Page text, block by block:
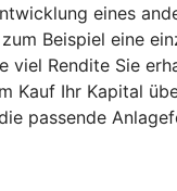
eines
Beispiel eine
Rendite Sie
Kauf Ihr Kapital
passende